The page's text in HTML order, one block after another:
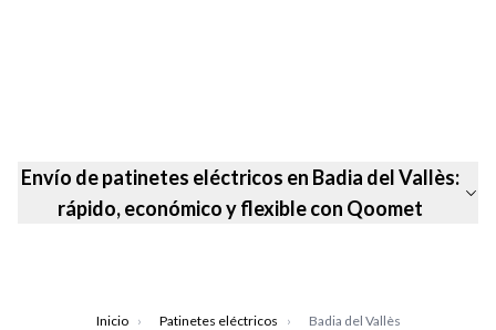
Envío de patinetes eléctricos en Badia del Vallès:
rápido, económico y flexible con Qoomet
Inicio › Patinetes eléctricos › Badia del Vallès